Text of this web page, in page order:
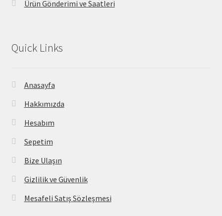
Ürün Gönderimi ve Saatleri
Quick Links
Anasayfa
Hakkımızda
Hesabım
Sepetim
Bize Ulaşın
Gizlilik ve Güvenlik
Mesafeli Satış Sözleşmesi